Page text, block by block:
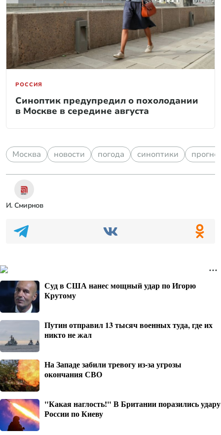
РОССИЯ
Синоптик предупредил о похолодании
в Москве в середине августа
Москва новости погода синоптики
И. Смирнов
Суд в США нанес мощный удар по Игорю
Крутому
Путин отправил 13 тысяч военных туда, где их
никто не жал
На Западе забили тревогу из-за угрозы
окончания СВО
"Какая наглость!" В Британии поразились удару
России по Киеву